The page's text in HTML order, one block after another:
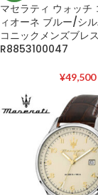
マセラティ ウォッチ
ィオーネ ブルー/シ
コニックメンズブレ
R8853100047
¥49,500